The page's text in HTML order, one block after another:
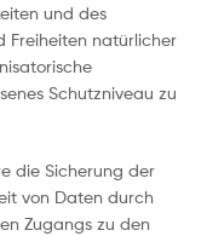
und des
Freiheiten natürlicher
Schutzniveau zu
die Sicherung der
von Daten durch
Zugangs zu den